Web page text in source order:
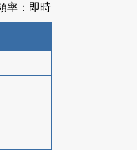
率：即時